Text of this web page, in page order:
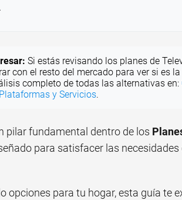
Si estás revisando los planes de
con el resto del mercado para ver si es
completo de todas las alternativas en:
y Servicios.
pilar fundamental dentro de los
para satisfacer las
opciones para tu hogar, esta guía te